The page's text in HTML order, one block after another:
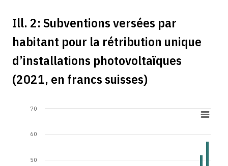
Ill. 2: Subventions versées par
habitant pour la rétribution unique
d’installations photovoltaïques
(2021, en francs suisses)
50
60
70